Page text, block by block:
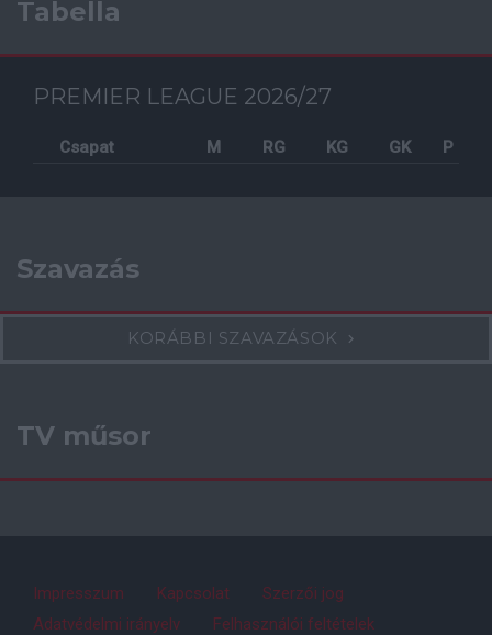
Tabella
PREMIER LEAGUE 2026/27
Csapat M RG KG GK P
Szavazás
KORÁBBI SZAVAZÁSOK
TV műsor
Impresszum Kapcsolat
Szerzői jog
Adatvédelmi irányelv
Felhasználói feltételek